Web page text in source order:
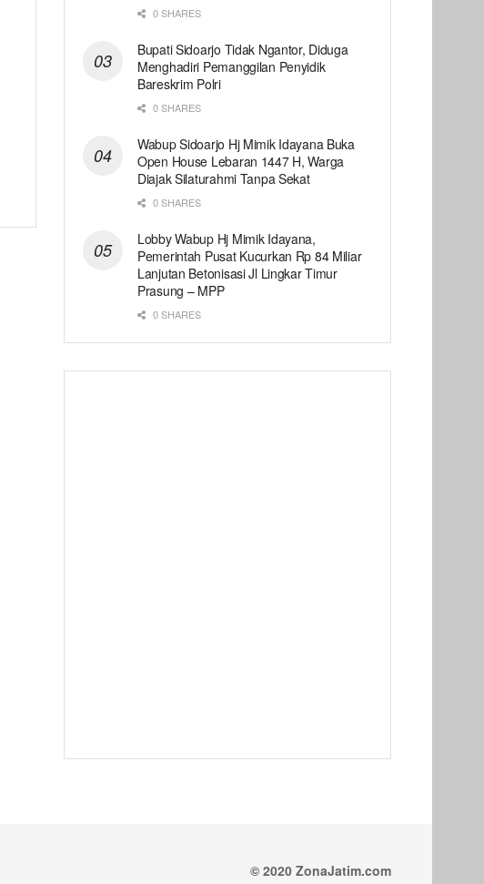
0 SHARES
Bupati Sidoarjo Tidak Ngantor, Diduga
Menghadiri Pemanggilan Penyidik
Bareskrim Polri
0 SHARES
Wabup Sidoarjo Hj Mimik Idayana Buka
Open House Lebaran 1447 H, Warga
Diajak Silaturahmi Tanpa Sekat
0 SHARES
Lobby Wabup Hj Mimik Idayana,
Pemerintah Pusat Kucurkan Rp 84 Miliar
Lanjutan Betonisasi Jl Lingkar Timur
Prasung – MPP
0 SHARES
© 2020 ZonaJatim.com